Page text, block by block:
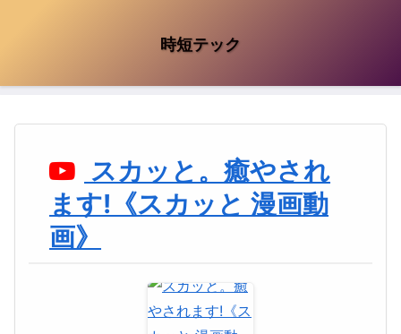
時短テック
スカッと。癒やされ
ます!《スカッと 漫画動
画》